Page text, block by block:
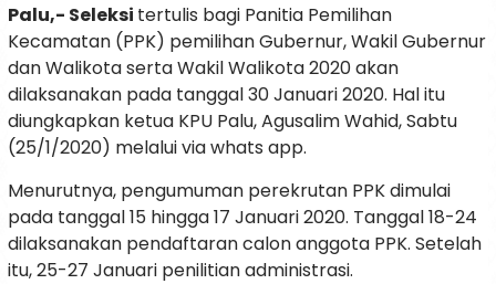
Palu,- Seleksi tertulis bagi Panitia Pemilihan
Kecamatan (PPK) pemilihan Gubernur, Wakil Gubernur
dan Walikota serta Wakil Walikota 2020 akan
dilaksanakan pada tanggal 30 Januari 2020. Hal itu
diungkapkan ketua KPU Palu, Agusalim Wahid, Sabtu
(25/1/2020) melalui via whats app.
Menurutnya, pengumuman perekrutan PPK dimulai
pada tanggal 15 hingga 17 Januari 2020. Tanggal 18-24
dilaksanakan pendaftaran calon anggota PPK. Setelah
itu, 25-27 Januari penilitian administrasi.